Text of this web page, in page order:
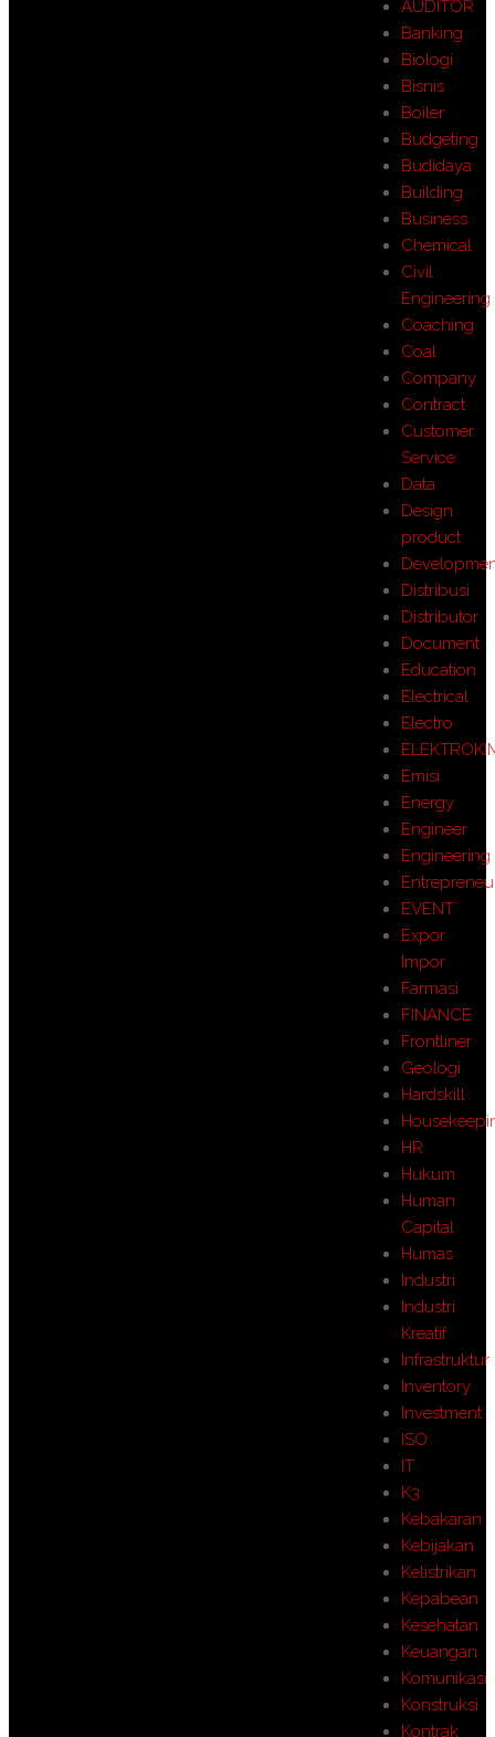
AUDITOR
Banking
Biologi
Bisnis
Boiler
Budgeting
Budidaya
Building
Business
Chemical
Civil
Engineering
Coaching
Coal
Company
Contract
Customer
Service
Data
Design
product
Distribusi
Distributor
Document
Education
Electrical
Electro
Emisi
Energy
Engineer
Engineering
EVENT
Expor
Impor
Farmasi
FINANCE
Frontliner
Geologi
Hardskill
HR
Hukum
Human
Capital
Humas
Industri
Industri
Kreatif
Infrastruktur
Inventory
Investment
ISO
IT
K3
Kebakaran
Kebijakan
Kelistrikan
Kepabean
Kesehatan
Keuangan
Komunikasi
Konstruksi
Kontrak